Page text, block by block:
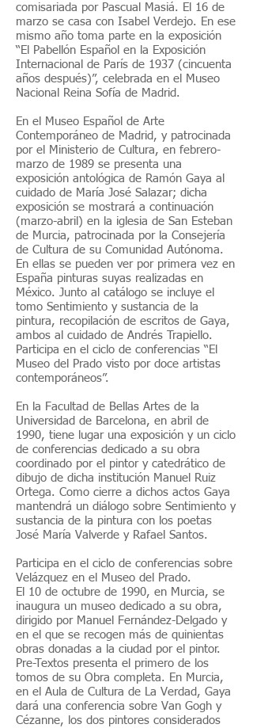
comisariada por Pascual Masiá. El 16 de
marzo se casa con Isabel Verdejo. En ese
mismo año toma parte en la exposición
“El Pabellón Español en la Exposición
Internacional de París de 1937 (cincuenta
años después)”, celebrada en el Museo
Nacional Reina Sofía de Madrid.
En el Museo Español de Arte
Contemporáneo de Madrid, y patrocinada
por el Ministerio de Cultura, en febrero-
marzo de 1989 se presenta una
exposición antológica de Ramón Gaya al
cuidado de María José Salazar; dicha
exposición se mostrará a continuación
(marzo-abril) en la iglesia de San Esteban
de Murcia, patrocinada por la Consejería
de Cultura de su Comunidad Autónoma.
En ellas se pueden ver por primera vez en
España pinturas suyas realizadas en
México. Junto al catálogo se incluye el
tomo Sentimiento y sustancia de la
pintura, recopilación de escritos de Gaya,
ambos al cuidado de Andrés Trapiello.
Participa en el ciclo de conferencias “El
Museo del Prado visto por doce artistas
contemporáneos”.
En la Facultad de Bellas Artes de la
Universidad de Barcelona, en abril de
1990, tiene lugar una exposición y un ciclo
de conferencias dedicado a su obra
coordinado por el pintor y catedrático de
dibujo de dicha institución Manuel Ruiz
Ortega. Como cierre a dichos actos Gaya
mantendrá un diálogo sobre Sentimiento y
sustancia de la pintura con los poetas
José María Valverde y Rafael Santos.
Participa en el ciclo de conferencias sobre
Velázquez en el Museo del Prado.
El 10 de octubre de 1990, en Murcia, se
inaugura un museo dedicado a su obra,
dirigido por Manuel Fernández-Delgado y
en el que se recogen más de quinientas
obras donadas a la ciudad por el pintor.
Pre-Textos presenta el primero de los
tomos de su Obra completa. En Murcia,
en el Aula de Cultura de La Verdad, Gaya
dará una conferencia sobre Van Gogh y
Cézanne, los dos pintores considerados